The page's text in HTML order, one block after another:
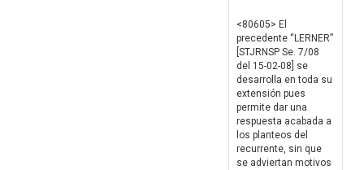
<80605> El
precedente “LERNER”
[STJRNSP Se. 7/08
del 15-02-08] se
desarrolla en toda su
extensión pues
permite dar una
respuesta acabada a
los planteos del
recurrente, sin que
se adviertan motivos